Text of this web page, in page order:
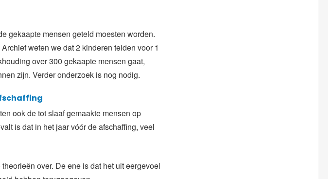
gekaapte mensen geteld moesten worden.
weten we dat 2 kinderen telden voor 1
over 300 gekaapte mensen gaat,
zijn. Verder onderzoek is nog nodig.
ook de tot slaaf gemaakte mensen op
is dat in het jaar vóór de afschaffing, veel
over. De ene is dat het uit eergevoel